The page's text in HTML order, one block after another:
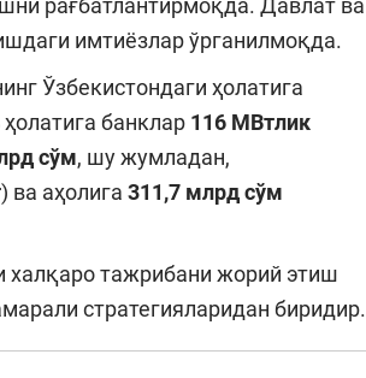
рағбатлантирмоқда. Давлат ва
имтиёзлар ўрганилмоқда.
Ўзбекистондаги ҳолатига
ҳолатига банклар 116 МВтлик
сўм, шу жумладан,
) ва аҳолига 311,7 млрдсўм
тажрибани жорий этиш
стратегияларидан биридир.